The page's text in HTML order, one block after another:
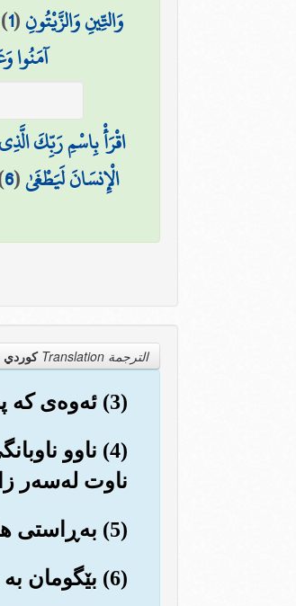
وَالتِّينِ وَالزَّيْتُونِ(
1
)
آمَنُوا
اقْرَأْ بِاسْمِ رَبِّكَ
الْإِنسَانَ لَيَطْغَىٰ(
6
الترجمة Translation كوردي
(3) ئه‌وه‌ی که پشتی تۆی هیلاك و ماندوو کردبوو؟!
(4) ناوو
ناوت له‌سه‌ر
(5) به‌ڕاستی هاوڕێ له‌گه‌ڵ ته‌نگانه‌دا خۆشی و ئاسووده‌یی دێت.
(6) بێگومان به دڵنیاییه‌وه هاوڕێ له‌گه‌ڵ ته‌نگانه‌دا خۆشی و ئاسووده‌یی هه‌ر ده‌بێت.